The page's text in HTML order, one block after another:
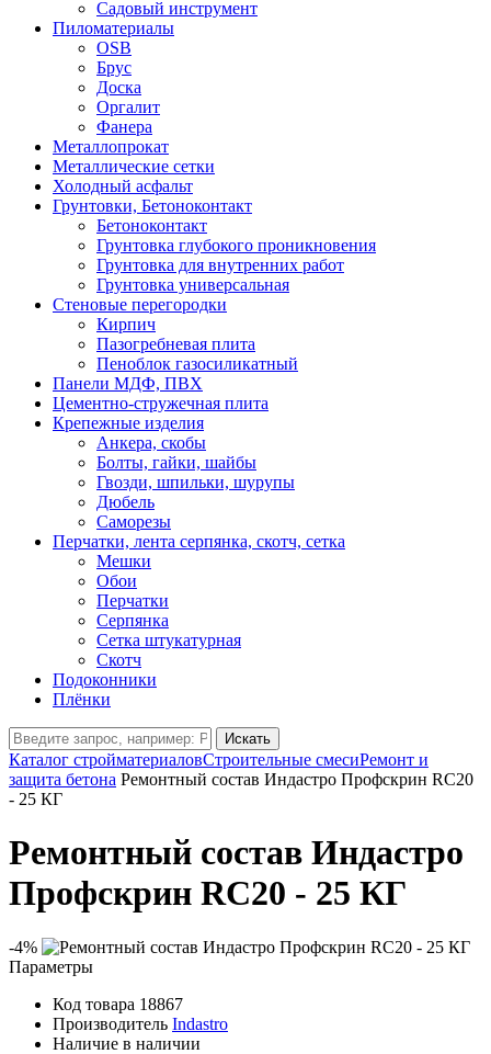
Садовый инструмент
Пиломатериалы
OSB
Брус
Доска
Оргалит
Фанера
Металлопрокат
Металлические сетки
Холодный асфальт
Грунтовки, Бетоноконтакт
Бетоноконтакт
Грунтовка глубокого проникновения
Грунтовка для внутренних работ
Грунтовка универсальная
Стеновые перегородки
Кирпич
Пазогребневая плита
Пеноблок газосиликатный
Панели МДФ, ПВХ
Цементно-стружечная плита
Крепежные изделия
Анкера, скобы
Болты, гайки, шайбы
Гвозди, шпильки, шурупы
Дюбель
Саморезы
Перчатки, лента серпянка, скотч, сетка
Мешки
Обои
Перчатки
Серпянка
Сетка штукатурная
Скотч
Подоконники
Плёнки
Искать
Каталог стройматериаловСтроительные смесиРемонт и
защита бетона Ремонтный состав Индастро Профскрин RC20
- 25 КГ
Ремонтный состав Индастро
Профскрин RC20 - 25 КГ
-4%
Параметры
Код товара 18867
Производитель Indastro
Наличие в наличии